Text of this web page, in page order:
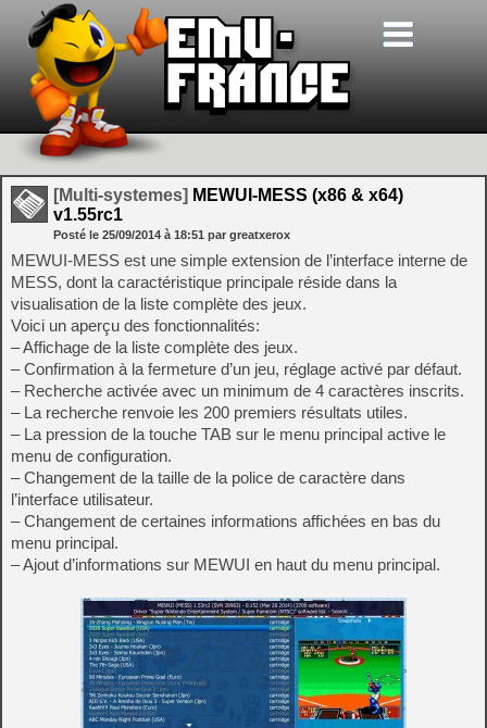
[Multi-systemes] MEWUI-MESS (x86 & x64)
v1.55rc1
Posté le 25/09/2014 à 18:51 par greatxerox
MEWUI-MESS est une simple extension de l’interface interne de
MESS, dont la caractéristique principale réside dans la
visualisation de la liste complète des jeux.
Voici un aperçu des fonctionnalités:
– Affichage de la liste complète des jeux.
– Confirmation à la fermeture d’un jeu, réglage activé par défaut.
– Recherche activée avec un minimum de 4 caractères inscrits.
– La recherche renvoie les 200 premiers résultats utiles.
– La pression de la touche TAB sur le menu principal active le
menu de configuration.
– Changement de la taille de la police de caractère dans
l’interface utilisateur.
– Changement de certaines informations affichées en bas du
menu principal.
– Ajout d’informations sur MEWUI en haut du menu principal.